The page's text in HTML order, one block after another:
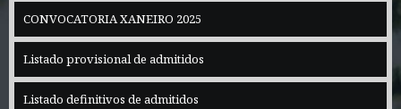
CONVOCATORIA XANEIRO 2025
Listado provisional de admitidos
Listado definitivos de admitidos